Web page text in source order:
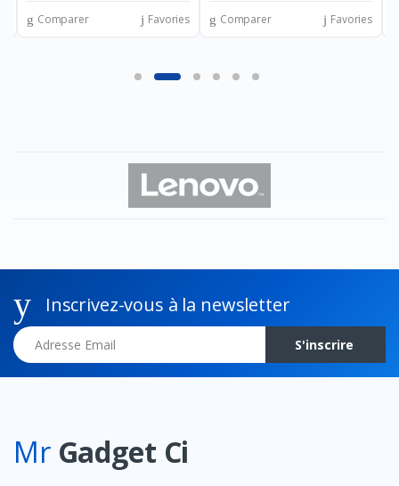
Comparer Favories Comparer Favories
Inscrivez-vous à la newsletter
Adresse Email
S'inscrire
Mr Gadget Ci